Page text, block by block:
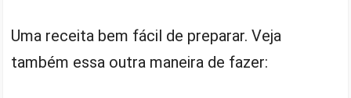
Uma receita bem fácil de preparar. Veja
também essa outra maneira de fazer: